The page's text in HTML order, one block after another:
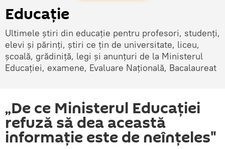
Educație
Ultimele știri din educație pentru profesori, studenți,
elevi și părinți, știri ce țin de universitate, liceu,
școală, grădiniță, legi și anunțuri de la Ministerul
Educației, examene, Evaluare Națională, Bacalaureat
„De ce Ministerul Educaţiei
refuză să dea această
informaţie este de neînţeles"